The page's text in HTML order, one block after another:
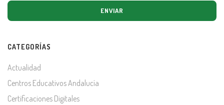
CATEGORÍAS
Actualidad
Centros Educativos Andalucía
Certificaciones Digitales